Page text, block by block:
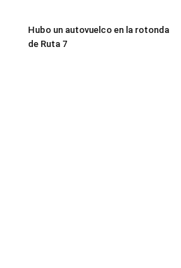
Hubo un autovuelco en la rotonda
de Ruta 7